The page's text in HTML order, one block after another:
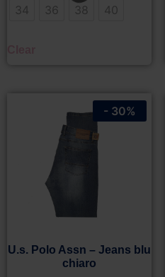
34
36 38 40
U.s. Polo Assn – Jeans blu
chiaro
- 30%